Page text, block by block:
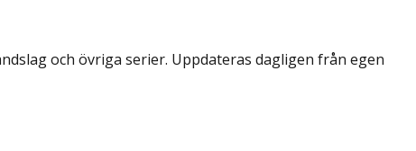
och övriga serier. Uppdateras dagligen från egen